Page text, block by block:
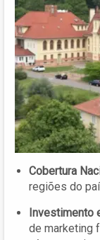
Cobertura
regiões do
Investimento
de marketing